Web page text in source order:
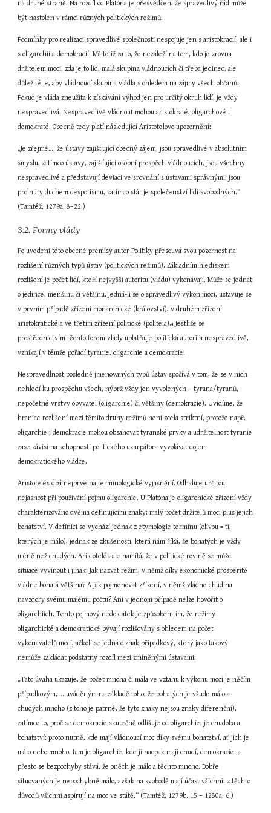
na druhé straně. Na rozdíl od Platóna je přesvědčen, že spravedlivý řád může
být nastolen v rámci různých politických režimů.
Podmínky pro realizaci spravedlivé společnosti nespojuje jen s aristokracií, ale i
s oligarchií a demokracií. Má totiž za to, že nezáleží na tom, kdo je zrovna
držitelem moci, zda je to lid, malá skupina vládnoucích či třeba jedinec, ale
důležité je, aby vládnoucí skupina vládla s ohledem na zájmy všech občanů.
Pokud je vláda zneužita k získávání výhod jen pro určitý okruh lidí, je vždy
nespravedlivá. Nespravedlivě vládnout mohou aristokraté, oligarchové i
demokraté. Obecně tedy platí následující Aristotelovo upozornění:
„Je zřejmé…, že ústavy zajišťující obecný zájem, jsou spravedlivé v absolutním
smyslu, zatímco ústavy, zajišťující osobní prospěch vládnoucích, jsou všechny
nespravedlivé a představují deviaci ve srovnání s ústavami správnými: jsou
prolnuty duchem despotismu, zatímco stát je společenství lidí svobodných.“
(Tamtéž, 1279a, 8–22.)
3.2. Formy vlády
Po uvedení této obecné premisy autor Politiky přesouvá svou pozornost na
rozlišení různých typů ústav (politických režimů). Základním hlediskem
rozlišení je počet lidí, kteří nejvyšší autoritu (vládu) vykonávají. Může se jednat
o jedince, menšinu či většinu. Jedná-li se o spravedlivý výkon moci, ustavuje se
v prvním případě zřízení monarchické (království), v druhém zřízení
aristokratické a ve třetím zřízení politické (politeia).4 Jestliže se
prostřednictvím těchto forem vlády uplatňuje politická autorita nespravedlivě,
vznikají v témže pořadí tyranie, oligarchie a demokracie.
Nespravedlnost posledně jmenovaných typů ústav spočívá v tom, že se v nich
nehledí ku prospěchu všech, nýbrž vždy jen vyvolených – tyrana/tyranů,
nepočetné vrstvy obyvatel (oligarchie) či většiny (demokracie). Uvidíme, že
hranice rozlišení mezi těmito druhy režimů není zcela striktní, protože např.
oligarchie i demokracie mohou obsahovat tyranské prvky a udržitelnost tyranie
zase závisí na schopnosti politického uzurpátora vyvolávat dojem
demokratického vládce.
Aristotelés dbá nejprve na terminologické vyjasnění. Odhaluje určitou
nejasnost při používání pojmu oligarchie. U Platóna je oligarchické zřízení vždy
charakterizováno dvěma definujícími znaky: malý počet držitelů moci plus jejich
bohatství. V definici se vychází jednak z etymologie termínu (olivou = ti,
kterých je málo), jednak ze zkušenosti, která nám říká, že bohatých je vždy
méně než chudých. Aristotelés ale namítá, že v politické rovině se může
situace vyvinout i jinak. Jak nazvat režim, v němž díky ekonomické prosperitě
vládne bohatá většina? A jak pojmenovat zřízení, v němž vládne chudina
navzdory svému malému počtu? Ani v jednom případě nelze hovořit o
oligarchiích. Tento pojmový nedostatek je způsoben tím, že režimy
oligarchické a demokratické bývají rozlišovány s ohledem na počet
vykonavatelů moci, ačkoli se jedná o znak případkový, který jako takový
nemůže zakládat podstatný rozdíl mezi zmíněnými ústavami:
„Tato úvaha ukazuje, že počet mnoha či mála ve vztahu k výkonu moci je něčím
případkovým, … uváděným na základě toho, že bohatých je všude málo a
chudých mnoho (z toho je patrné, že tyto znaky nejsou znaky diferenční),
zatímco to, proč se demokracie skutečně odlišuje od oligarchie, je chudoba a
bohatství: proto nutně, kde mají vládnoucí moc díky svému bohatství, ať jich je
málo nebo mnoho, tam je oligarchie, kde ji naopak mají chudí, demokracie: a
přesto se bezpochyby stává, že oněch je málo a těchto mnoho. Dobře
situovaných je nepochybně málo, avšak na svobodě mají účast všichni: z těchto
důvodů všichni aspirují na moc ve státě,“ (Tamtéž, 1279b, 15 – 1280a, 6.)